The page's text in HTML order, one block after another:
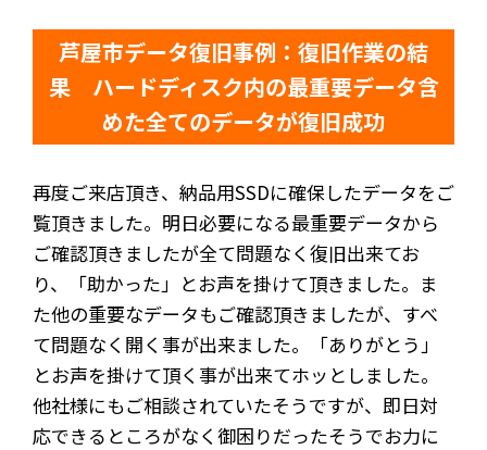
芦屋市データ復旧事例：復旧作業の結
果 ハードディスク内の最重要データ含
めた全てのデータが復旧成功
再度ご来店頂き、納品用SSDに確保したデータをご
覧頂きました。明日必要になる最重要データから
ご確認頂きましたが全て問題なく復旧出来てお
り、「助かった」とお声を掛けて頂きました。ま
た他の重要なデータもご確認頂きましたが、すべ
て問題なく開く事が出来ました。「ありがとう」
とお声を掛けて頂く事が出来てホッとしました。
他社様にもご相談されていたそうですが、即日対
応できるところがなく御困りだったそうでお力に